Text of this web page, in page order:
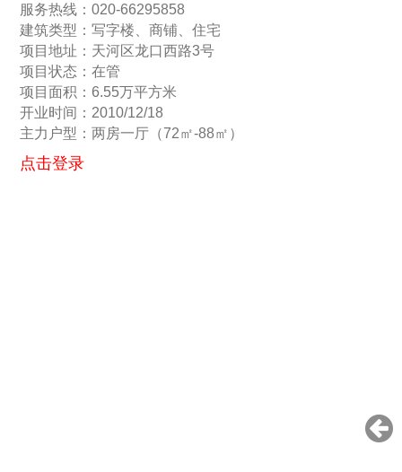
服务热线：020-66295858
建筑类型：写字楼、商铺、住宅
项目地址：天河区龙口西路3号
项目状态：在管
项目面积：6.55万平方米
开业时间：2010/12/18
主力户型：两房一厅（72㎡-88㎡）
点击登录